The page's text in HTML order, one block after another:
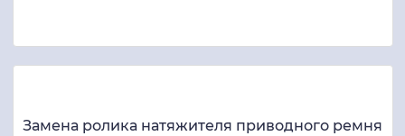
Замена ролика натяжителя приводного ремня